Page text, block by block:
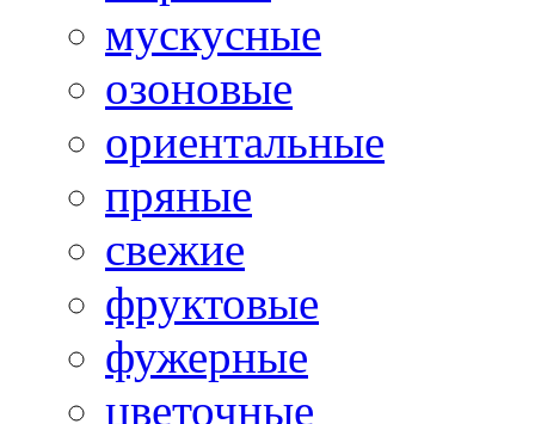
мускусные
озоновые
ориентальные
пряные
свежие
фруктовые
фужерные
цветочные